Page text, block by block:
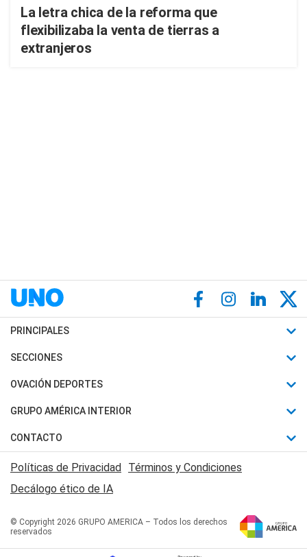
La letra chica de la reforma que
flexibilizaba la venta de tierras a
extranjeros
PRINCIPALES
Últimas Noticias
Política
Judiciales
Economia
SECCIONES
Horóscopo
Motores
Trucos caseros
Series y Películas
Edictos y Solicitadas
OVACIÓN DEPORTES
Fútbol
Mundial
Automovilismo
Rugby
Básquet
GRUPO AMÉRICA INTERIOR
Canal 7 en Vivo
San Juan 8
CONTACTO
Acerca de Nosotros
Contactanos
Políticas de Privacidad Términos y Condiciones
Decálogo ético de IA
© Copyright 2026 GRUPO AMERICA – Todos los derechos
reservados